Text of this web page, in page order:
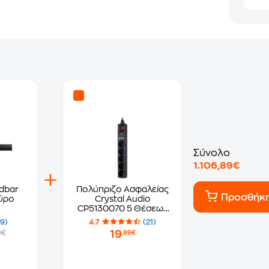
Πολύπριζο Ασφαλείας
Crystal Audio
CP5130070 5 Θέσεων
1.5m - Μαύρο
4.7 (21)
19,99€
Σύνολο
1.106,89€